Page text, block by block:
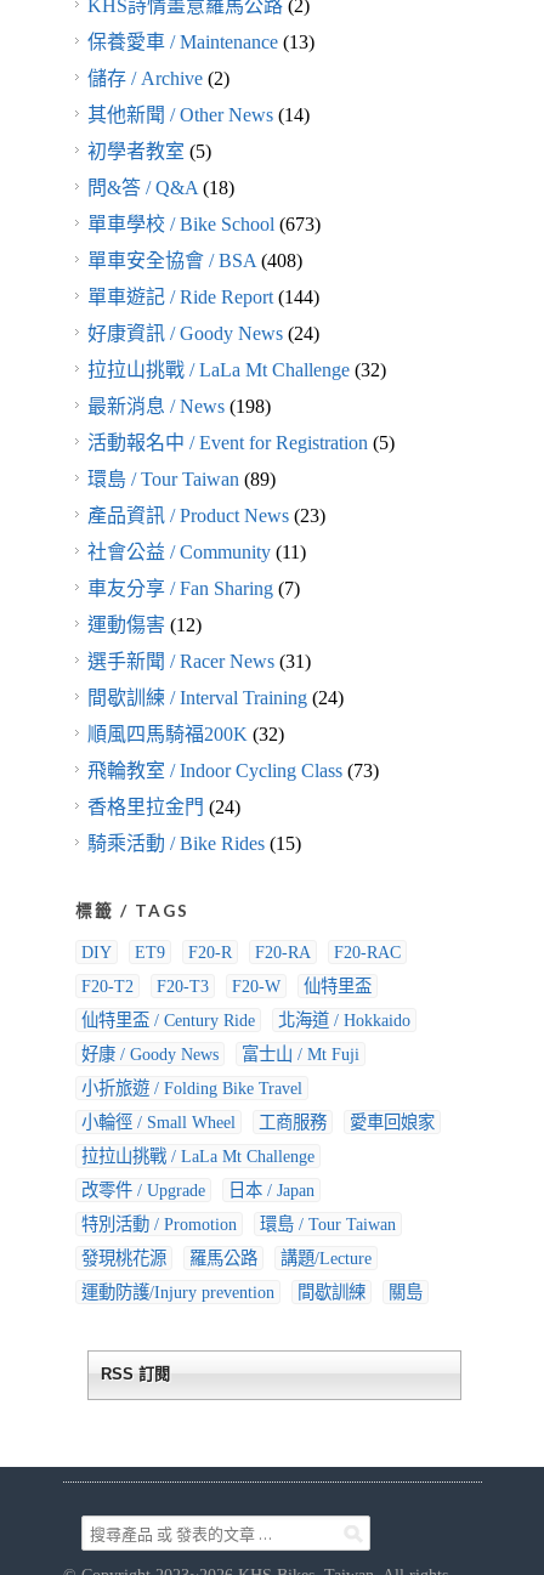
KHS詩情畫意羅馬公路(2)
保養愛車 / Maintenance(13)
儲存 / Archive(2)
其他新聞 / Other News(14)
初學者教室 (5)
問&答 / Q&A(18)
單車學校 / Bike School(673)
單車安全協會 / BSA(408)
單車遊記 / Ride Report(144)
好康資訊 / Goody News(24)
拉拉山挑戰 / LaLa Mt Challenge(32)
最新消息 / News(198)
活動報名中 / Event for Registration(5)
環島 / Tour Taiwan(89)
產品資訊 / Product News(23)
社會公益 / Community(11)
車友分享 / Fan Sharing(7)
運動傷害(12)
選手新聞 / Racer News(31)
間歇訓練 / Interval Training(24)
順風四馬騎福200K(32)
飛輪教室 / Indoor Cycling Class(73)
香格里拉金門 (24)
騎乘活動 / Bike Rides(15)
標籤 / TAGS
DIY ET9 F20-R F20-RA
F20-RAC
F20-T2
F20-T3 F20-W
仙特里盃
仙特里盃 / Century Ride
北海道 / Hokkaido
好康 / Goody News
富士山 / Mt Fuji
小折旅遊 / Folding Bike Travel
小輪徑 / Small Wheel
工商服務
愛車回娘家
拉拉山挑戰 / LaLa Mt Challenge
改零件 / Upgrade
日本 / Japan
特別活動 / Promotion
環島 / Tour Taiwan
發現桃花源
羅馬公路
講題/Lecture
運動防護/Injury prevention
間歇訓練 關島
RSS 訂閱